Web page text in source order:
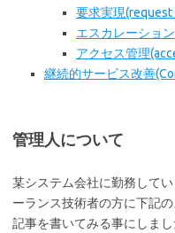
要求実現
エスカレーショ
アクセス管理
継続的サービス改善
管理人について
某システム会社に勤務して
ーランス技術者の方に下記
記事を書いてみる事にしまし